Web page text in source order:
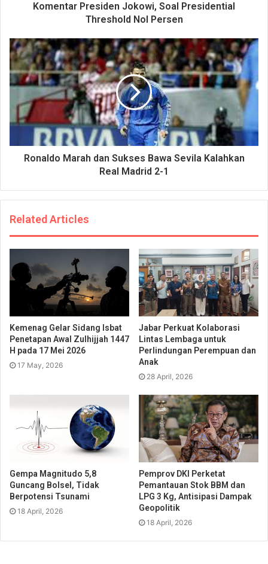
Komentar Presiden Jokowi, Soal Presidential
Threshold Nol Persen
Ronaldo Marah dan Sukses Bawa Sevila Kalahkan
Real Madrid 2-1
Related Articles
Kemenag Gelar Sidang Isbat
Penetapan Awal Zulhijjah 1447
H pada 17 Mei 2026
17 May, 2026
Jabar Perkuat Kolaborasi
Lintas Lembaga untuk
Perlindungan Perempuan dan
Anak
28 April, 2026
Gempa Magnitudo 5,8
Guncang Bolsel, Tidak
Berpotensi Tsunami
18 April, 2026
Pemprov DKI Perketat
Pemantauan Stok BBM dan
LPG 3 Kg, Antisipasi Dampak
Geopolitik
18 April, 2026